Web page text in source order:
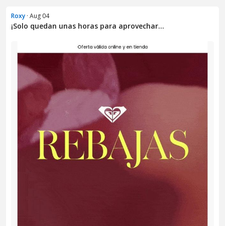
Roxy · Aug 04
¡Solo quedan unas horas para aprovechar...